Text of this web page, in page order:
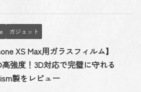
ガジェット
XS Max用ガラスフィルム】
高強度！3D対応で完璧に守れる
製をレビュー